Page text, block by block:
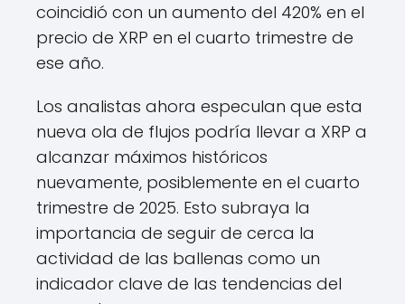
coincidió con un aumento del 420% en el
precio de XRP en el cuarto trimestre de
ese año.
Los analistas ahora especulan que esta
nueva ola de flujos podría llevar a XRP a
alcanzar máximos históricos
nuevamente, posiblemente en el cuarto
trimestre de 2025. Esto subraya la
importancia de seguir de cerca la
actividad de las ballenas como un
indicador clave de las tendencias del